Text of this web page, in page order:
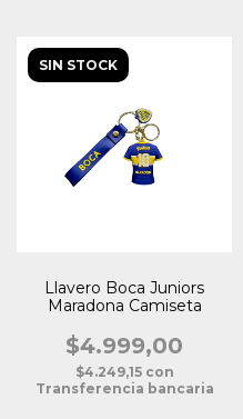
SIN STOCK
Llavero Boca Juniors
Maradona Camiseta
$4.999,00
$4.249,15 con
Transferencia bancaria